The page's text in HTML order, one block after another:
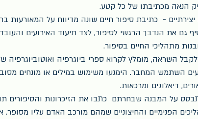
הנאה מכתיבתו של כל קטע.
יצירתיים -  כתיבת סיפור חיים שונה מדיווח על
גם את הנדבך הרגשי לסיפור, לצד תיעוד האירועים
מתהליכי החיים בסיפור.
השראה, מומלץ לקרוא ספרי ביוגרפיה ואוטוביוגרפיה
השתמש המחבר. הימנעו משימוש במילים או מונחים
דיאלוגים ומרכאות.
על המבנה שבחרתם  כתבו את הזיכרונות והסיפורים
הפנימיים והחיצוניים שמהם מורכב האדם עליו